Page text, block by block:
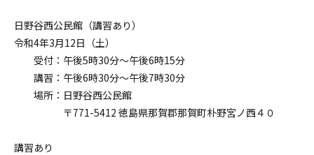
日野谷西公民館（講習あり）
令和4年3月12日（土）
受付：午後5時30分～午後6時15分
講習：午後6時30分～午後7時30分
場所：日野谷西公民館
〒771-5412 徳島県那賀郡那賀町朴野宮ノ西４０
講習あり